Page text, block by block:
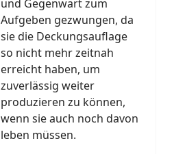
und Gegenwart zum
Aufgeben gezwungen, da
sie die Deckungsauflage
so nicht mehr zeitnah
erreicht haben, um
zuverlässig weiter
produzieren zu können,
wenn sie auch noch davon
leben müssen.